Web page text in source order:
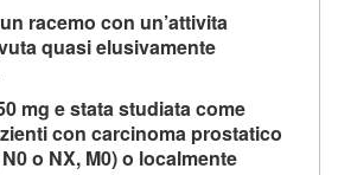
racemo con un’attivita
quasi elusivamente
mg e stata studiata come
con carcinoma prostatico
o NX, M0) o localmente